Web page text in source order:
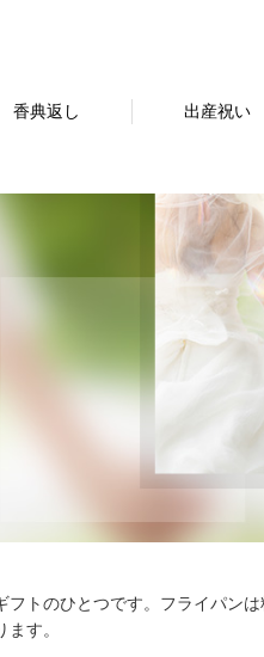
香典返し 出産祝い
トのひとつです。フライパン
す。